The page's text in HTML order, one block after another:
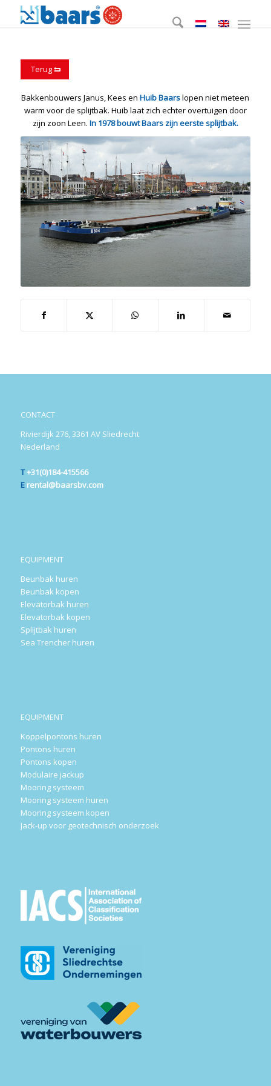
Terug
Bakkenbouwers Janus, Kees enHuib Baarslopen niet meteen
warm voor de splijtbak. Huib laat zich echter overtuigen door
zijn zoon Leen. In 1978 bouwt Baars zijn eerste splijtbak.
CONTACT
Rivierdijk 276, 3361 AV Sliedrecht
Nederland
T+31(0)184-415566
E rental@baarsbv.com
EQUIPMENT
Beunbak huren
Beunbak kopen
Elevatorbak huren
Elevatorbak kopen
Splijtbak huren
Sea Trencher huren
EQUIPMENT
Koppelpontons huren
Pontons huren
Pontons kopen
Modulaire jackup
Mooring systeem
Mooring systeem huren
Mooring systeem kopen
Jack-up voor geotechnisch onderzoek